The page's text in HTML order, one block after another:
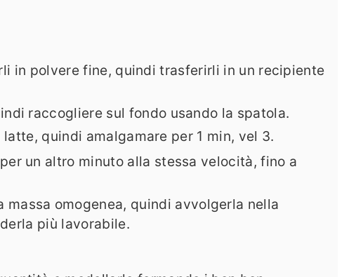
in polvere fine, quindi trasferirli in un recipiente
raccogliere sul fondo usando la spatola.
quindi amalgamare per 1 min, vel 3.
un altro minuto alla stessa velocità, fino a
omogenea, quindi avvolgerla nella
più lavorabile.